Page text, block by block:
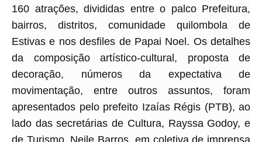
160 atrações, divididas entre o palco Prefeitura,
bairros, distritos, comunidade quilombola de
Estivas e nos desfiles de Papai Noel. Os detalhes
da composição artístico-cultural, proposta de
decoração, números da expectativa de
movimentação, entre outros assuntos, foram
apresentados pelo prefeito Izaías Régis (PTB), ao
lado das secretárias de Cultura, Rayssa Godoy, e